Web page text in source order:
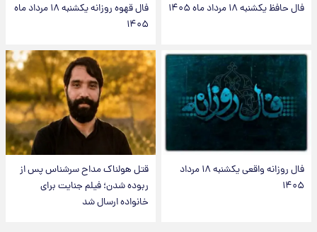
فال حافظ یکشنبه ۱۸ مرداد ماه ۱۴۰۵
فال قهوه روزانه یکشنبه ۱۸ مرداد ماه
۱۴۰۵
فال روزانه واقعی یکشنبه ۱۸ مرداد
۱۴۰۵
قتل هولناک مداح سرشناس پس از
ربوده شدن؛ فیلم جنایت برای
خانواده ارسال شد